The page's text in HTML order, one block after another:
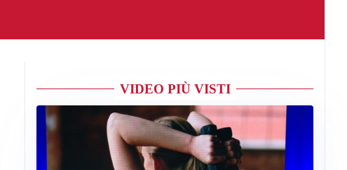
VIDEO PIÙ VISTI